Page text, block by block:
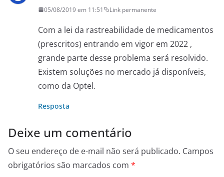
05/08/2019 em 11:51 Link permanente
Com a lei da rastreabilidade de medicamentos
(prescritos) entrando em vigor em 2022 ,
grande parte desse problema será resolvido.
Existem soluções no mercado já disponíveis,
como da Optel.
Resposta
Deixe um comentário
O seu endereço de e-mail não será publicado. Campos
obrigatórios são marcados com *